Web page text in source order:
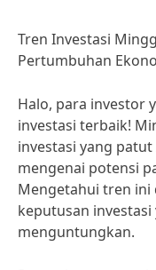
Tren Investasi
Pertumbuhan
Halo, para investor
investasi terbaik!
investasi yang
mengenai potensi
Mengetahui tren ini
keputusan
menguntungkan.